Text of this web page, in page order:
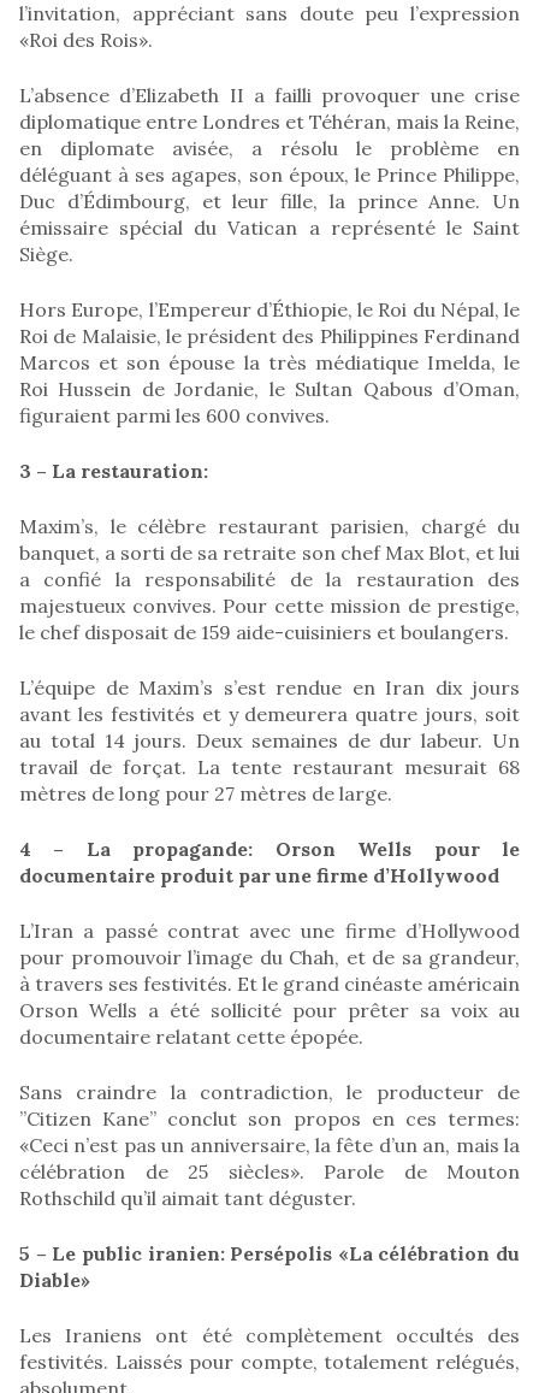
l’invitation, appréciant sans doute peu l’expression
«Roi des Rois».
L’absence d’Elizabeth II a failli provoquer une crise
diplomatique entre Londres et Téhéran, mais la Reine,
en diplomate avisée, a résolu le problème en
déléguant à ses agapes, son époux, le Prince Philippe,
Duc d’Édimbourg, et leur fille, la prince Anne. Un
émissaire spécial du Vatican a représenté le Saint
Siège.
Hors Europe, l’Empereur d’Éthiopie, le Roi du Népal, le
Roi de Malaisie, le président des Philippines Ferdinand
Marcos et son épouse la très médiatique Imelda, le
Roi Hussein de Jordanie, le Sultan Qabous d’Oman,
figuraient parmi les 600 convives.
3 – La restauration:
Maxim’s, le célèbre restaurant parisien, chargé du
banquet, a sorti de sa retraite son chef Max Blot, et lui
a confié la responsabilité de la restauration des
majestueux convives. Pour cette mission de prestige,
le chef disposait de 159 aide-cuisiniers et boulangers.
L’équipe de Maxim’s s’est rendue en Iran dix jours
avant les festivités et y demeurera quatre jours, soit
au total 14 jours. Deux semaines de dur labeur. Un
travail de forçat. La tente restaurant mesurait 68
mètres de long pour 27 mètres de large.
4 – La propagande: Orson Wells pour le
documentaire produit par une firme d’Hollywood
L’Iran a passé contrat avec une firme d’Hollywood
pour promouvoir l’image du Chah, et de sa grandeur,
à travers ses festivités. Et le grand cinéaste américain
Orson Wells a été sollicité pour prêter sa voix au
documentaire relatant cette épopée.
Sans craindre la contradiction, le producteur de
”Citizen Kane” conclut son propos en ces termes:
«Ceci n’est pas un anniversaire, la fête d’un an, mais la
célébration de 25 siècles». Parole de Mouton
Rothschild qu’il aimait tant déguster.
5 – Le public iranien: Persépolis «La célébration du
Diable»
Les Iraniens ont été complètement occultés des
festivités. Laissés pour compte, totalement relégués,
absolument.